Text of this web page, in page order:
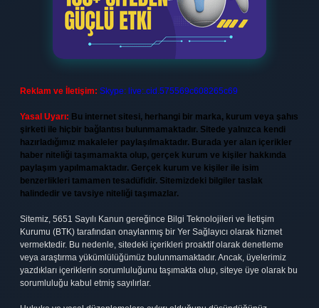
Reklam ve İletişim: Skype: live:.cid.575569c608265c69
Yasal Uyarı: Bu internet sitesi, herhangi bir marka, kurum veya şahıs
şirketi ile hiçbir bağlantısı bulunmamaktadır. Sitede yalnızca kendi
hazırladığımız makaleler paylaşılmaktadır. Burada yer alan içerikler
haber niteliği taşımamakta olup, gerçek kurum ve kişiler hakkında
paylaşım yapılmamaktadır. Gerçek kurum ve kişiler ile isim
benzerlikleri tamamen tesadüfidir. Sitemizdeki bilgiler taslak
halindedir ve tavsiye niteliği taşımazlar.
Sitemiz, 5651 Sayılı Kanun gereğince Bilgi Teknolojileri ve İletişim
Kurumu (BTK) tarafından onaylanmış bir Yer Sağlayıcı olarak hizmet
vermektedir. Bu nedenle, sitedeki içerikleri proaktif olarak denetleme
veya araştırma yükümlülüğümüz bulunmamaktadır. Ancak, üyelerimiz
yazdıkları içeriklerin sorumluluğunu taşımakta olup, siteye üye olarak bu
sorumluluğu kabul etmiş sayılırlar.